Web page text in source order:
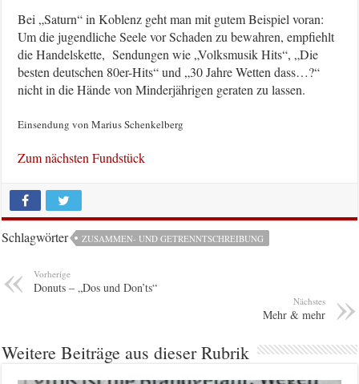
Bei „Saturn“ in Koblenz geht man mit gutem Beispiel voran:
Um die jugendliche Seele vor Schaden zu bewahren, empfiehlt
die Handelskette, Sendungen wie „Volksmusik Hits“, „Die
besten deutschen 80er-Hits“ und „30 Jahre Wetten dass…?“
nicht in die Hände von Minderjährigen geraten zu lassen.
Einsendung von Marius Schenkelberg
Zum nächsten Fundstück
Schlagwörter ZUSAMMEN- UND GETRENNTSCHREIBUNG
Vorherige
Donuts – „Dos und Don’ts“
Nächstes
Mehr & mehr
Weitere Beiträge aus dieser Rubrik